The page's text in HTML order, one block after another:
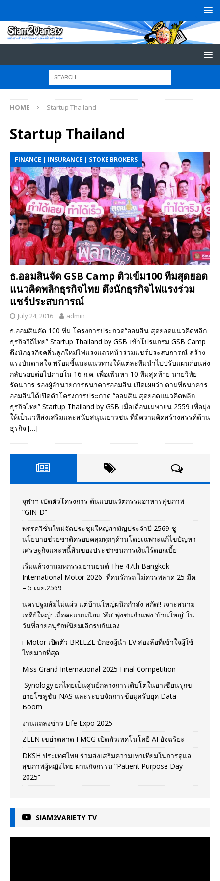
HOME Startup Thailand
Startup Thailand
FINANCE | INSURANCE | STOKE BROKERS
ธ.ออมสินจัด GSB Camp ติวเข้ม100 ทีมสุดยอด
แนวคิดพลิกธุรกิจไทย ดึงนักธุรกิจไฟแรงร่วม
แชร์ประสบการณ์
July 24, 2016 admin
ธ.ออมสินคัด 100 ทีม โครงการประกวด“ออมสิน สุดยอดแนวคิดพลิก
ธุรกิจวิถีไทย” Startup Thailand by GSB เข้าโปรแกรม GSB Camp
ดึงนักธุรกิจคลื่นลูกใหม่ไฟแรงแถวหน้าร่วมแชร์ประสบการณ์ สร้าง
แรงบันดาลใจ พร้อมชี้แนะแนวทางให้แต่ละทีมนำไปปรับแผนก่อนส่ง
กลับรอบต่อไปภายใน 16 ก.ค. เพื่อเฟ้นหา 10 ทีมสุดท้าย นายวิทัย
รัตนากร รองผู้อำนวยการธนาคารออมสิน เปิดเผยว่า ตามที่ธนาคาร
ออมสินได้เปิดตัวโครงการประกวด “ออมสิน สุดยอดแนวคิดพลิก
ธุรกิจไทย” Startup Thailand by GSB เมื่อเดือนเมษายน 2559 เพื่อมุ่ง
ให้เป็นเวทีส่งเสริมและสนับสนุนเยาวชน ที่มีความคิดสร้างสรรค์ด้าน
ธุรกิจ […]
จุฬาฯ เปิดตัวโครงการ ต้นแบบนวัตกรรมอาหารสุขภาพ
“GIN-D”
พรรควิชั่นใหม่จัดประชุมใหญ่สามัญประจำปี 2569 ชู
นโยบายช่วยชาติครอบคลุมทุกๆด้านโดยเฉพาะแก้ไขปัญหา
เศรษฐกิจและหนี้สินของประชาชนการเงินไร้ดอกเบี้ย
เริ่มแล้วงานมหกรรมยานยนต์ The 47th Bangkok
International Motor 2026 ที่คนรักรถ ไม่ควรพลาด 25 มีค.
– 5 เมย.2569
นครปฐมส้มไม่แผ่ว แต่บ้านใหญ่ผนึกกำลัง สกัด!! เจาะสนาม
เจดีย์ใหญ่: เมื่อคะแนนนิยม ‘ส้ม’ พุ่งชนกำแพง ‘บ้านใหญ่’ ใน
วันที่สายอนุรักษ์นิยมเลิกรบกันเอง
i-Motor เปิดตัว BREEZE ปักธงผู้นำ EV สองล้อที่เข้าใจผู้ใช้
ไทยมากที่สุด
Miss Grand International 2025 Final Competition
Synology ยกไทยเป็นศูนย์กลางการเติบโตในอาเซียนรุกข
ยายโซลูชัน NAS และระบบจัดการข้อมูลรับยุค Data
Boom
งานแถลงข่าว Life Expo 2025
ZEEN เขย่าตลาด FMCG เปิดตัวเทคโนโลยี AI อัจฉริยะ
DKSH ประเทศไทย ร่วมส่งเสริมความเท่าเทียมในการดูแล
สุขภาพผู้หญิงไทย ผ่านกิจกรรม “Patient Purpose Day
2025”
SIAM2VARIETY TV